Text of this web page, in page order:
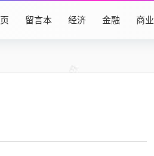
留言本 经济 金融 商业